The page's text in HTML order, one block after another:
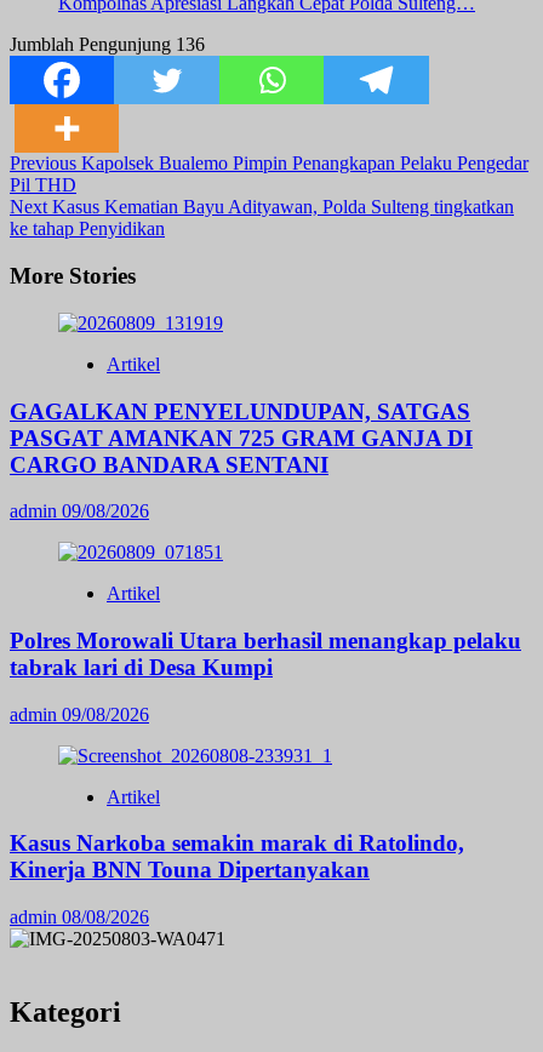
Jumblah Pengunjung 136
Post
Navigation
Previous Kapolsek Bualemo Pimpin Penangkapan Pelaku Pengedar
Pil THD
NextKasus Kematian Bayu Adityawan, Polda Sulteng tingkatkan
ke tahap Penyidikan
More Stories
Artikel
GAGALKAN PENYELUNDUPAN, SATGAS
PASGAT AMANKAN 725 GRAM GANJA DI
CARGO BANDARA SENTANI
admin 09/08/2026
Artikel
Polres Morowali Utara berhasil menangkap pelaku
tabrak lari di Desa Kumpi
admin 09/08/2026
Artikel
Kasus Narkoba semakin marak di Ratolindo,
Kinerja BNN Touna Dipertanyakan
admin 08/08/2026
Kategori